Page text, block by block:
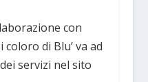
con
coloro di Blu’ va ad
servizi nel sito